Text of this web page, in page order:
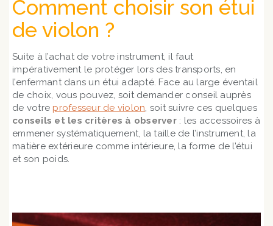
Comment choisir son étui
de violon ?
Suite à l’achat de votre instrument, il faut
impérativement le protéger lors des transports, en
l’enfermant dans un étui adapté. Face au large éventail
de choix, vous pouvez, soit demander conseil auprès
de votre professeur de violon, soit suivre ces quelques
conseils et les critères à observer: les accessoires à
emmener systématiquement, la taille de l’instrument, la
matière extérieure comme intérieure, la forme de l’étui
et son poids.